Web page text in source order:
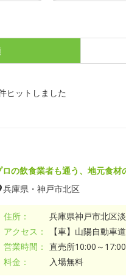
ヒットしました
ロの飲食業者も通う、地元食材
兵庫県・神戸市北区
住所：
兵庫県神戸市北区
アクセス：
【車】山陽自動車
営業時間： 直売所10:00～
料金：
入場無料